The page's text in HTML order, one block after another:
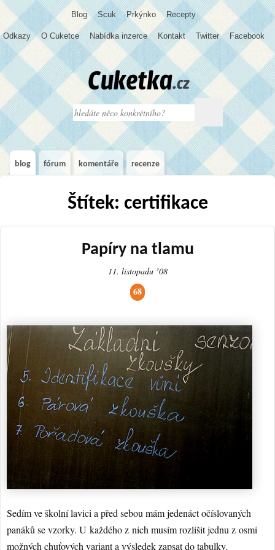
Blog Scuk Prkýnko Recepty
Odkazy O Cuketce Nabídka inzerce Kontakt Twitter Facebook
blog fórum komentáře recenze
Štítek: certifikace
Papíry na tlamu
11. listopadu ʼ08
68
Sedím ve školní lavici a před sebou mám jedenáct očíslovaných
panáků se vzorky. U každého z nich musím rozlišit jednu z osmi
možných chuťových variant a výsledek zapsat do tabulky.